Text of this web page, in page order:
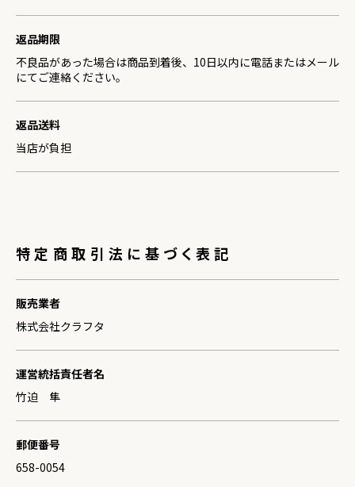
返品期限
不良品があった場合は商品到着後、10日以内に電話またはメール
にてご連絡ください。
返品送料
当店が負担
特定商取引法に基づく表記
販売業者
株式会社クラフタ
運営統括責任者名
竹迫 隼
郵便番号
658-0054